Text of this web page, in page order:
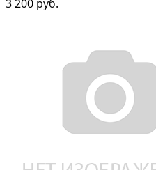
3 200 руб.